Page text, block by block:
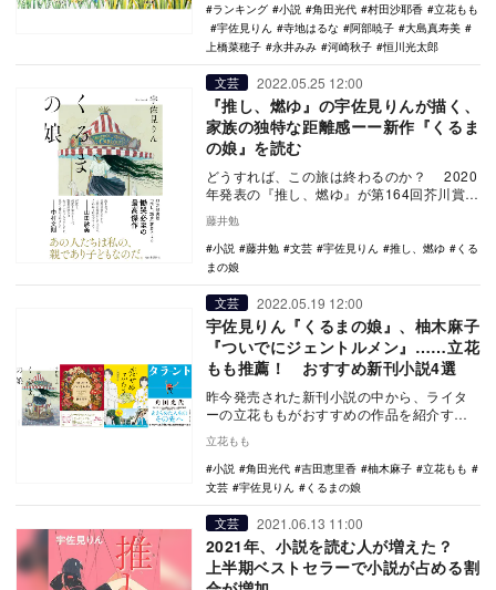
ランキング
小説 角田光代 村田沙耶香
立花もも
宇佐見りん
寺地はるな 阿部暁子
大島真寿美
上橋菜穂子
永井みみ 河崎秋子 恒川光太郎
文芸 2022.05.25 12:00
『推し、燃ゆ』の宇佐見りんが描く、
家族の独特な距離感ーー新作『くるま
の娘』を読む
どうすれば、この旅は終わるのか？ 2020
年発表の『推し、燃ゆ』が第164回芥川賞を
受賞し、50万部を超えるベストセラー…
藤井勉
小説
藤井勉 文芸 宇佐見りん 推し、燃ゆ
くる
まの娘
文芸 2022.05.19 12:00
宇佐見りん『くるまの娘』、柚木麻子
『ついでにジェントルメン』……立花
もも推薦！ おすすめ新刊小説4選
昨今発売された新刊小説の中から、ライタ
ーの立花ももがおすすめの作品を紹介する
本企画。『推し、燃ゆ』で芥川賞を受賞し
た宇佐見りんの…
立花もも
小説
角田光代 吉田恵里香 柚木麻子
立花もも
文芸
宇佐見りん くるまの娘
文芸 2021.06.13 11:00
2021年、小説を読む人が増えた？
上半期ベストセラーで小説が占める割